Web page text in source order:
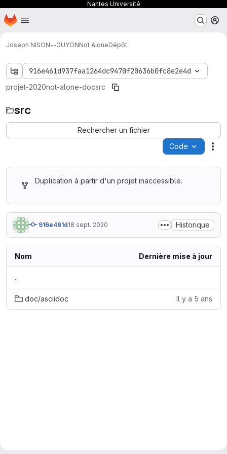
Nantes Université
Passer au contenu principal
Page d'accueil
Joseph NISON--GUYONNot AloneDépôt
916e461d937faa1264dc9470f20636b0fc8e2e4d
projet-2020not-alone-docsrc
src
Rechercher un fichier
Code
Duplication à partir d'un projet inaccessible.
916e461d18 sept. 2020 Historique
Nom Dernière mise à jour
..
doc/asciidoc Il y a 5 ans